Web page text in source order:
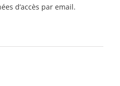
d’accès par email.